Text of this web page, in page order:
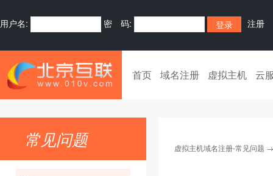
用户名: 密 码: 注册
首页 域名注册 虚拟主机 云
常见问题 虚拟主机域名注册-常见问题